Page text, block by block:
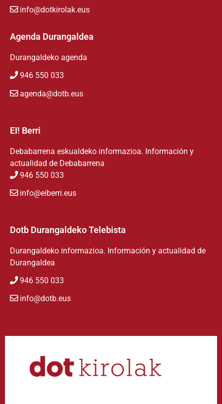
info@dotkirolak.eus
Agenda Durangaldea
Durangaldeko agenda
946 550 033
agenda@dotb.eus
EI! Berri
Debabarrena eskualdeko informazioa. Información y
actualidad de Debabarrena
946 550 033
info@eiberri.eus
Dotb Durangaldeko Telebista
Durangaldeko informazioa. Información y actualidad de
Durangaldea
946 550 033
info@dotb.eus